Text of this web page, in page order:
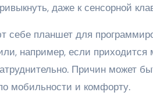
даже к сенсорной
себе планшет для
например, если приходится
Причин может
мобильности и комфорту.